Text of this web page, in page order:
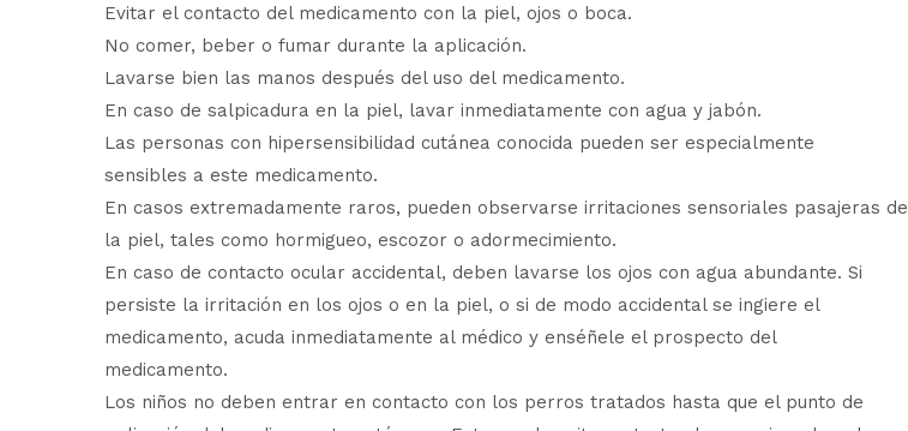
Evitar el contacto del medicamento con la piel, ojos o boca.
No comer, beber o fumar durante la aplicación.
Lavarse bien las manos después del uso del medicamento.
En caso de salpicadura en la piel, lavar inmediatamente con agua y jabón.
Las personas con hipersensibilidad cutánea conocida pueden ser especialmente
sensibles a este medicamento.
En casos extremadamente raros, pueden observarse irritaciones sensoriales pasajeras de
la piel, tales como hormigueo, escozor o adormecimiento.
En caso de contacto ocular accidental, deben lavarse los ojos con agua abundante. Si
persiste la irritación en los ojos o en la piel, o si de modo accidental se ingiere el
medicamento, acuda inmediatamente al médico y enséñele el prospecto del
medicamento.
Los niños no deben entrar en contacto con los perros tratados hasta que el punto de